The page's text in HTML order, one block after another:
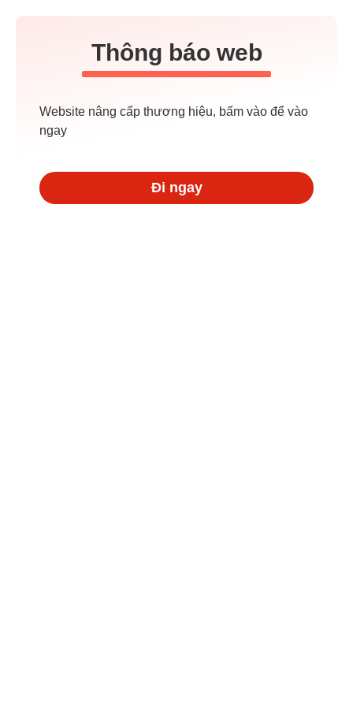
Thông báo web
Website nâng cấp thương hiệu, bấm vào để vào
ngay
Đi ngay